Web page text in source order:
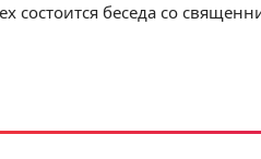
состоится беседа со